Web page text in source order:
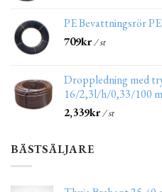
PE Bevattningsrör
709kr/ st
Droppledning med
16/2,3l/h/0,33/100 m
2,339kr/ st
BÄSTSÄLJARE